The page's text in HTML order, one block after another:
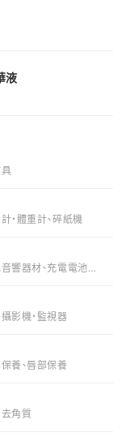
液
具
・體重計、碎紙機
響器材、充電電池・
影機・監視器
養、唇部保養
去角質